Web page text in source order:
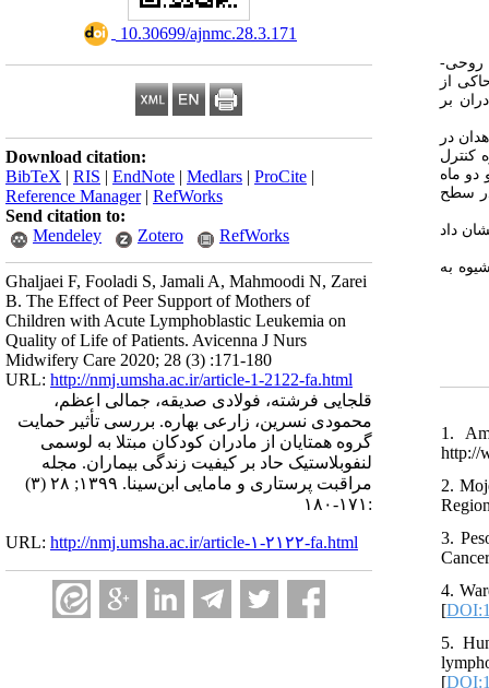
‎ 10.30699/ajnmc.28.3.171
Download citation:
BibTeX | RIS | EndNote | Medlars | ProCite |
Reference Manager| RefWorks
Send citation to:
Mendeley
Zotero RefWorks
Ghaljaei F, Fooladi S, Jamali A, Mahmoodi N, Zarei
B. The Effect of Peer Support of Mothers of
Children with Acute Lymphoblastic Leukemia on
Quality of Life of Patients. Avicenna J Nurs
Midwifery Care 2020; 28 (3) :171-180
URL: http://nmj.umsha.ac.ir/article-1-2122-fa.html
قلجایی فرشته، فولادی صدیقه، جمالی اعظم،
محمودی نسرین، زارعی بهاره. بررسی تأثیر حمایت
گروه همتایان از مادران کودکان مبتلا به لوسمی
لنفوبلاستیک حاد بر کیفیت زندگی بیماران. مجله
مراقبت پرستاری و مامایی ابن‌سینا. ۱۳۹۹; ۲۸ (۳)
:۱۷۱-۱۸۰
URL: http://nmj.umsha.ac.ir/article-۱-۲۱۲۲-fa.html
روحی-
از
بر
در
کنترل
و دو ماه
در سطح
داد
به
1.
http://
2.
3.
4.
[
5.
[